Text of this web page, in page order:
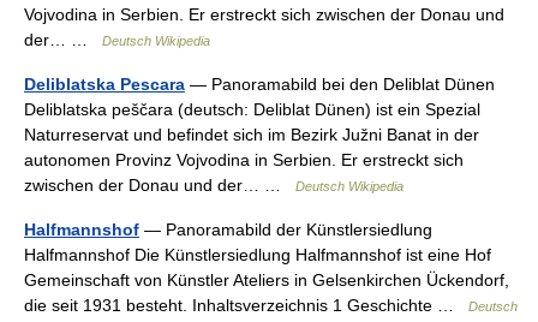
Vojvodina in Serbien. Er erstreckt sich zwischen der Donau und
der… …
Deutsch Wikipedia
Deliblatska Pescara — Panoramabild bei den Deliblat Dünen
Deliblatska peščara (deutsch: Deliblat Dünen) ist ein Spezial
Naturreservat und befindet sich im Bezirk Južni Banat in der
autonomen Provinz Vojvodina in Serbien. Er erstreckt sich
zwischen der Donau und der… …
Deutsch Wikipedia
Halfmannshof — Panoramabild der Künstlersiedlung
Halfmannshof Die Künstlersiedlung Halfmannshof ist eine Hof
Gemeinschaft von Künstler Ateliers in Gelsenkirchen Ückendorf,
die seit 1931 besteht. Inhaltsverzeichnis 1 Geschichte …
Deutsch